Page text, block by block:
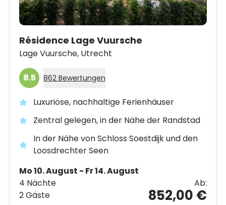
Résidence Lage Vuursche
Lage Vuursche, Utrecht
8.5 862 Bewertungen
Luxuriöse, nachhaltige Ferienhäuser
Zentral gelegen, in der Nähe der Randstad
In der Nähe von Schloss Soestdijk und den
Loosdrechter Seen
Mo 10. August - Fr 14. August
4 Nächte
2 Gäste
Ab:
852,00 €